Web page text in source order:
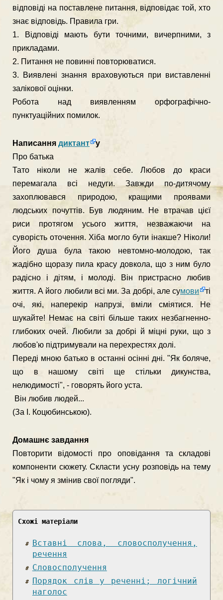
відповіді на поставлене питання, відповідає той, хто
знає відповідь. Правила гри.
1. Відповіді мають бути точними, вичерпними, з
прикладами.
2. Питання не повинні повторюватися.
3. Виявлені знання враховуються при виставленні
залікової оцінки.
Робота над виявленням орфографічно-
пунктуаційних помилок.
Написання диктант
у
Про батька
Тато ніколи не жалів себе. Любов до краси
перемагала всі недуги. Завж­ди по-дитячому
захоплювався природою, кращими проявами
людських по­чуттів. Був людяним. Не втрачав цієї
риси протягом усього життя, незважа­ючи на
суворість оточення. Хіба могло бути інакше? Ніколи!
Його душа була такою невтомно-молодою, так
жадібно щоразу пила красу довкола, що з ним було
радісно і дітям, і молоді. Він пристрасно любив
життя. А його любили всі ми. За добрі, але сумови
ті
очі, які, наперекір напрузі, вміли сміятися. Не
шукайте! Немає на світі більше таких незбагненно-
глибоких очей. Любили за добрі й міцні руки, що з
любов'ю підтримували на перехрестях долі.
Переді мною батько в останні осінні дні. "Як боляче,
що в нашому світі ще стільки дикунства,
нелюдимості", - говорять його уста.
Він любив людей...
(За І. Коцюбинською).
Домашнє завдання
Повторити відомості про оповідання та складові
компоненти сюжету. Скласти усну розповідь на тему
"Як і чому я змінив свої погляди".
Схожі матеріали
Вставні слова, словосполучення,
речення
Словосполучення
Порядок слів у реченні; логічний
наголос